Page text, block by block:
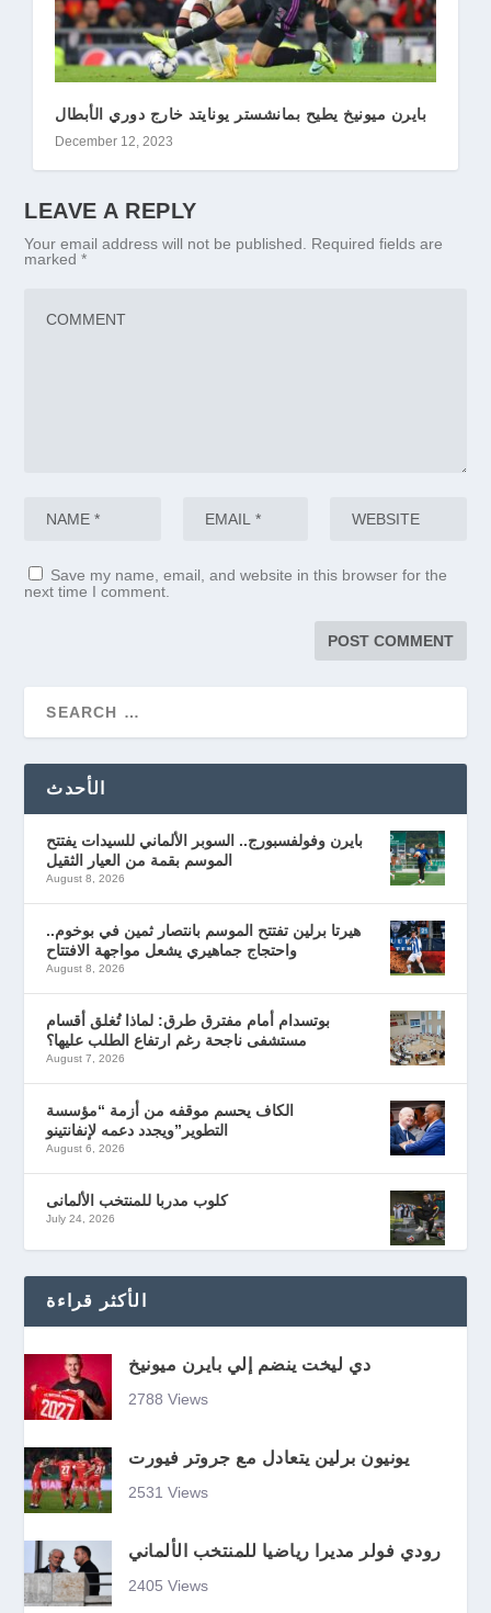
بايرن ميونيخ يطيح بمانشستر يونايتد خارج دوري الأبطال
December 12, 2023
LEAVE A REPLY
Your email address will not be published.
Required fields are
marked*
Save my name, email, and website in this browser for the
next time I comment.
الأحدث
بايرن وفولفسبورج.. السوبر الألماني للسيدات يفتتح
الموسم بقمة من العيار الثقيل
August 8, 2026
هيرتا برلين تفتتح الموسم بانتصار ثمين في بوخوم..
واحتجاج جماهيري يشعل مواجهة الافتتاح
August 8, 2026
بوتسدام أمام مفترق طرق: لماذا تُغلق أقسام
مستشفى ناجحة رغم ارتفاع الطلب عليها؟
August 7, 2026
الكاف يحسم موقفه من أزمة “مؤسسة
التطوير”ويجدد دعمه لإنفانتينو
August 6, 2026
كلوب مدربا للمنتخب الألمانى
July 24, 2026
الأكثر قراءة
دي ليخت ينضم إلي بايرن ميونيخ
2788 Views
يونيون برلين يتعادل مع جروتر فيورت
2531 Views
رودي فولر مديرا رياضيا للمنتخب الألماني
2405 Views